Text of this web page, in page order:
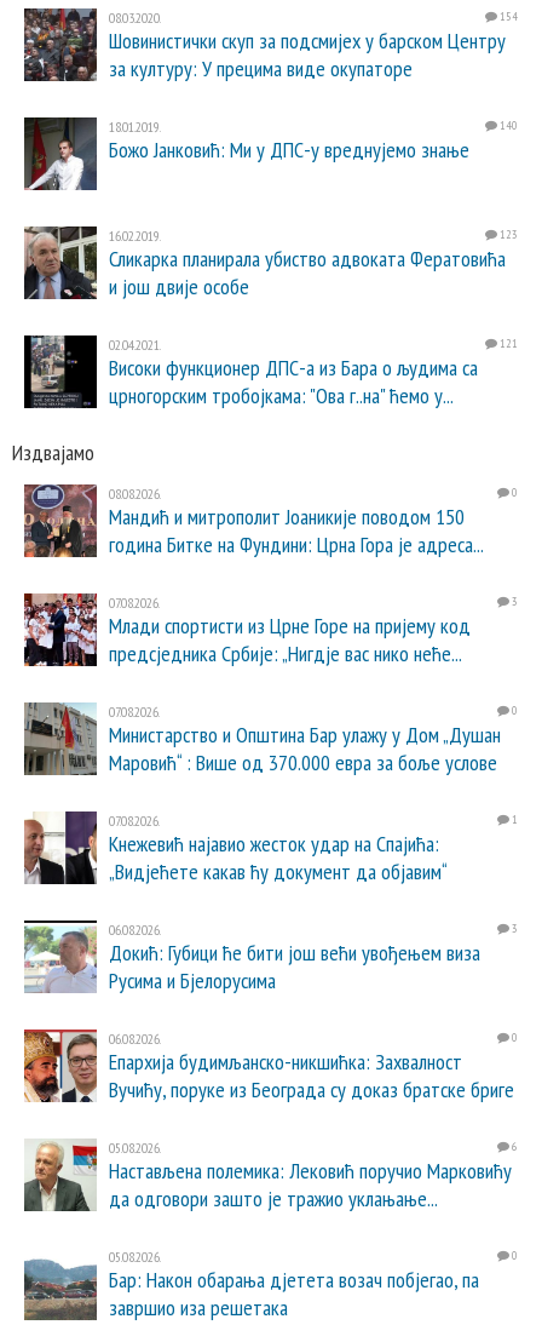
08.03.2020. 154
Шовинистички скуп за подсмијех у барском Центру
за културу: У прецима виде окупаторе
18.01.2019. 140
Божо Јанковић: Ми у ДПС-у вреднујемо знање
16.02.2019. 123
Сликарка планирала убиство адвоката Фератовића
и још двије особе
02.04.2021. 121
Високи функционер ДПС-а из Бара о људима са
црногорским тробојкама: "Ова г..на" ћемо у...
Издвајамо
08.08.2026. 0
Мандић и митрополит Јоаникије поводом 150
година Битке на Фундини: Црна Гора је адреса...
07.08.2026. 3
Млади спортисти из Црне Горе на пријему код
предсједника Србије: „Нигдје вас нико неће...
07.08.2026. 0
Министарство и Општина Бар улажу у Дом „Душан
Маровић“ : Више од 370.000 евра за боље услове
07.08.2026. 1
Кнежевић најавио жесток удар на Спајића:
„Видјећете какав ћу документ да објавим“
06.08.2026. 3
Докић: Губици ће бити још већи увођењем виза
Русима и Бјелорусима
06.08.2026. 0
Епархија будимљанско-никшићка: Захвалност
Вучићу, поруке из Београда су доказ братске бриге
05.08.2026. 6
Настављена полемика: Лековић поручио Марковићу
да одговори зашто је тражио уклањање...
05.08.2026. 0
Бар: Након обарања дјетета возач побјегао, па
завршио иза решетака